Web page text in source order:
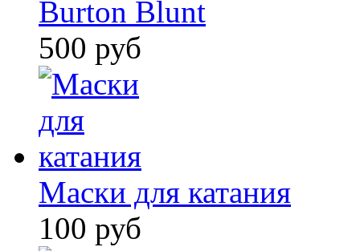
Burton Blunt
500 руб
Маски для катания
100 руб